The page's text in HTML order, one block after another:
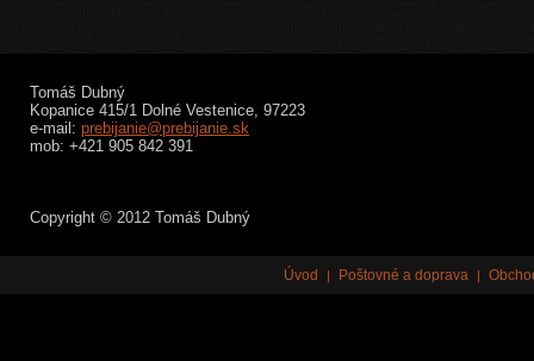
Tomáš Dubný
Kopanice 415/1 Dolné Vestenice, 97223
e-mail: prebijanie@prebijanie.sk
mob: +421 905 842 391
Copyright © 2012 Tomáš Dubný
Úvod | Poštovné a doprava |